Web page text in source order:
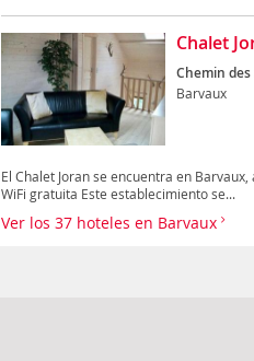
Chalet
Chemin
Barvaux
El Chalet Joran se encuentra en
WiFi gratuita Este establecimiento se...
Ver los 37 hoteles en Barvaux